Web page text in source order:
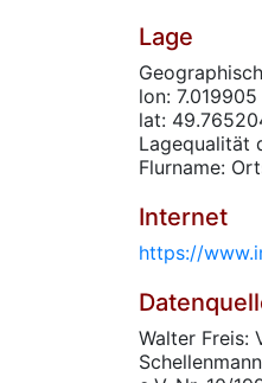
Lage
lon: 7.019905
lat:
Lagequalität
Flurname:
Internet
https://
Walter Freis: